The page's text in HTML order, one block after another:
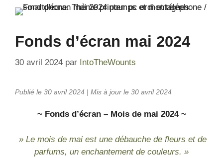
Fonds d’écran mai 2024
30 avril 2024 par IntoTheWounts
Publié le 30 avril 2024 | Mis à jour le 30 avril 2024
~ Fonds d’écran – Mois de mai 2024 ~
» Le mois de mai est une débauche de fleurs et de
parfums, un enchantement de couleurs. »